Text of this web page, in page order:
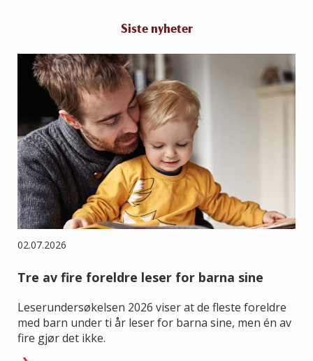
Siste nyheter
02.07.2026
Tre av fire foreldre leser for barna sine
Leserundersøkelsen 2026 viser at de fleste foreldre
med barn under ti år leser for barna sine, men én av
fire gjør det ikke.